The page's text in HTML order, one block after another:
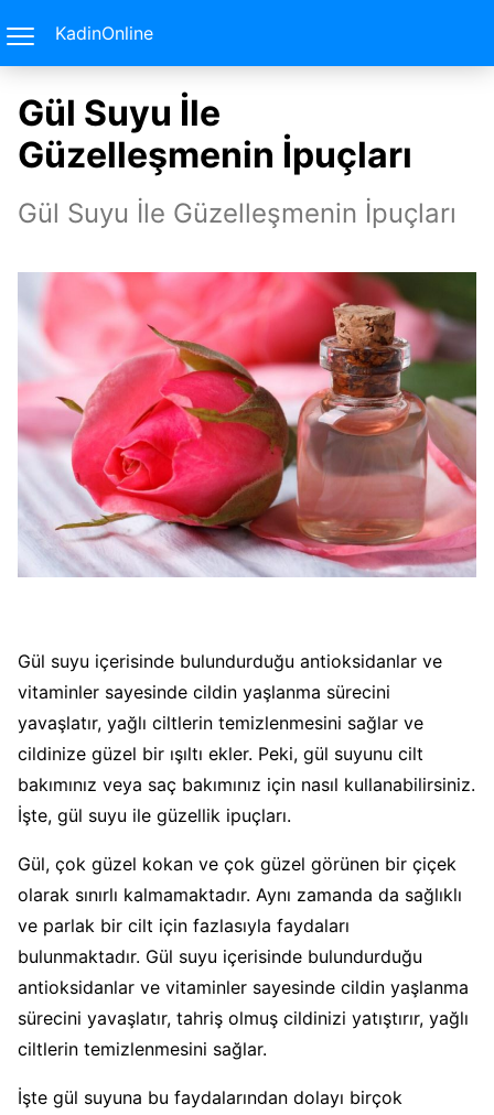
KadinOnline
Gül Suyu İle
Güzelleşmenin İpuçları
Gül Suyu İle Güzelleşmenin İpuçları
Gül suyu içerisinde bulundurduğu antioksidanlar ve
vitaminler sayesinde cildin yaşlanma sürecini
yavaşlatır, yağlı ciltlerin temizlenmesini sağlar ve
cildinize güzel bir ışıltı ekler. Peki, gül suyunu cilt
bakımınız veya saç bakımınız için nasıl kullanabilirsiniz.
İşte, gül suyu ile güzellik ipuçları.
Gül, çok güzel kokan ve çok güzel görünen bir çiçek
olarak sınırlı kalmamaktadır. Aynı zamanda da sağlıklı
ve parlak bir cilt için fazlasıyla faydaları
bulunmaktadır. Gül suyu içerisinde bulundurduğu
antioksidanlar ve vitaminler sayesinde cildin yaşlanma
sürecini yavaşlatır, tahriş olmuş cildinizi yatıştırır, yağlı
ciltlerin temizlenmesini sağlar.
İşte gül suyuna bu faydalarından dolayı birçok